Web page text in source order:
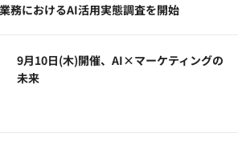
務におけるAI活用実態調査を開始
9月10日(木)開催、AI×マーケティングの
未来